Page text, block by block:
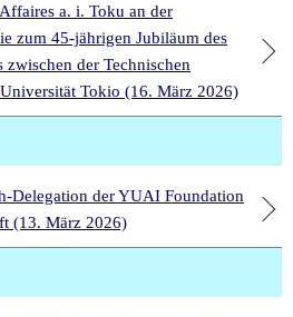
a. i. Toku an der
zum 45-jährigen Jubiläum des
zwischen der Technischen
Tokio (16. März 2026)
Delegation der YUAI Foundation
(13. März 2026)